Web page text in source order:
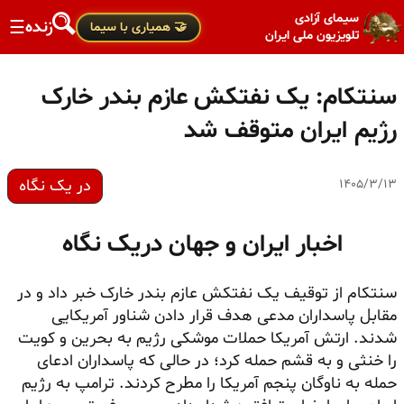
سیمای آزادی
تلویزیون ملی ایران
🤝 همیاری با سیما زنده☰
سنتکام: یک نفتکش عازم بندر خارک
رژیم ایران متوقف شد
۱۴۰۵/۳/۱۳ در یک نگاه
اخبار ایران و جهان دریک نگاه
سنتکام از توقیف یک نفتکش عازم بندر خارک خبر داد و در
مقابل پاسداران مدعی هدف قرار دادن شناور آمریکایی
شدند. ارتش آمریکا حملات موشکی رژیم به بحرین و کویت
را خنثی و به قشم حمله کرد؛ در حالی که پاسداران ادعای
حمله به ناوگان پنجم آمریکا را مطرح کردند. ترامپ به رژیم